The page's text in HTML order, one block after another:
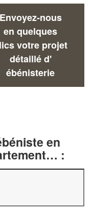
Envoyez-nous
en quelques
votre projet
détaillé d'
ébénisterie
en
: